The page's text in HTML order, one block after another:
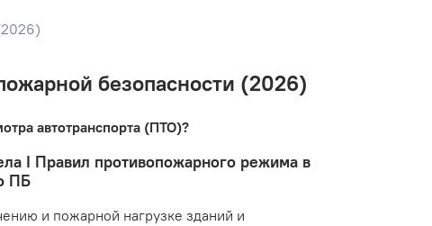
безопасности (2026)
автотранспорта (ПТО)?
I Правил противопожарного режима в
ПБ
и пожарной нагрузке зданий и